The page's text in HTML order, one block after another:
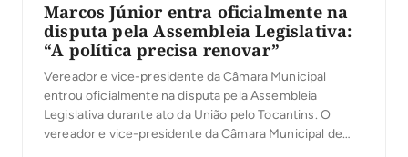
Marcos Júnior entra oficialmente na
disputa pela Assembleia Legislativa:
“A política precisa renovar”
Vereador e vice-presidente da Câmara Municipal
entrou oficialmente na disputa pela Assembleia
Legislativa durante ato da União pelo Tocantins. O
vereador e vice-presidente da Câmara Municipal de